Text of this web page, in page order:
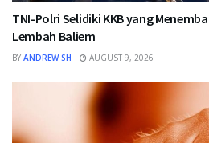
TNI-Polri Selidiki KKB yang
Lembah Baliem
BY ANDREW SH AUGUST 9, 2026